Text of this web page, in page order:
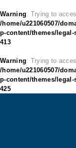
Warning: Trying to
/home/u221060507/
p-content/themes/
413
Warning: Trying to
/home/u221060507/
p-content/themes/
425
MCZ